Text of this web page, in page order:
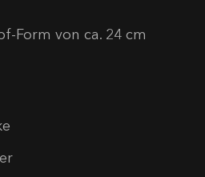
Form von ca. 24 cm